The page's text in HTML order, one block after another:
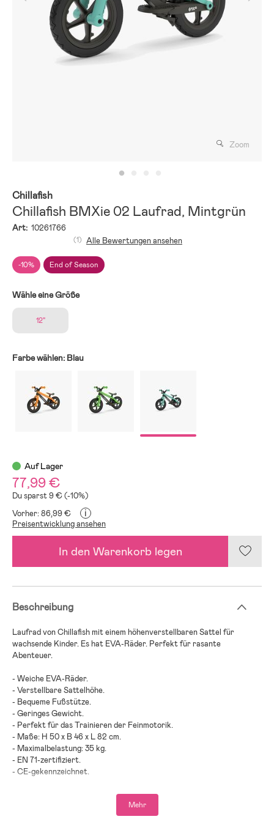
Zoom
Chillafish
Chillafish BMXie 02 Laufrad, Mintgrün
Art: 10261766
-10% End of Season
(1) Alle Bewertungen ansehen
Wähle eine Größe
12"
Farbe wählen: Blau
Auf Lager
77,99 €
Du sparst 9 € (-10%)
Vorher: 86,99 €
i
Preisentwicklung ansehen
In den Warenkorb legen
Beschreibung
Laufrad von Chillafish mit einem höhenverstellbaren Sattel für
wachsende Kinder. Es hat EVA-Räder. Perfekt für rasante
Abenteuer.
- Weiche EVA-Räder.
- Verstellbare Sattelhöhe.
- Bequeme Fußstütze.
- Geringes Gewicht.
- Perfekt für das Trainieren der Feinmotorik.
- Maße: H 50 x B 46 x L 82 cm.
- Maximalbelastung: 35 kg.
- EN 71-zertifiziert.
- CE-gekennzeichnet.
- Altersempfehlung: ab 2 Jahren.
Mehr